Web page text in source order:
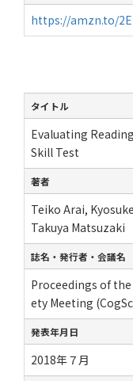
https://amzn.to/
タイトル
Evaluating
Skill Test
著者
Teiko Arai,
Takuya Matsuzaki
誌名・発行者・会議名
Proceedings of
ety Meeting
発表年月日
2018年７月